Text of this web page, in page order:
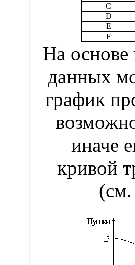
C
D
E
F
На основе
данных
график
иначе
кривой